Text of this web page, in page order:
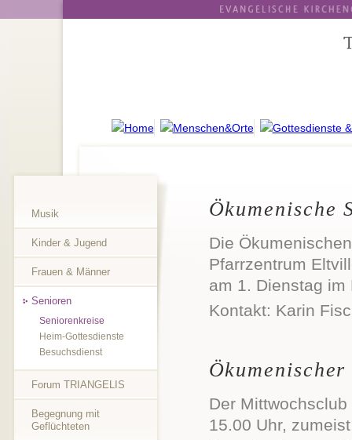
Musik
Kinder & Jugend
Frauen & Männer
Senioren
Seniorenkreise
Heim-Gottesdienste
Besuchsdienst
Forum TRIANGELIS
Begegnung mit
Geflüchteten
Ökumenische
Die
Pfarrzentrum
am 1. Dienstag im
Kontakt: Karin
Der
15.00 Uhr,